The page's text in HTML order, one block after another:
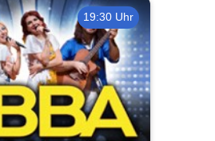
19:30 Uhr